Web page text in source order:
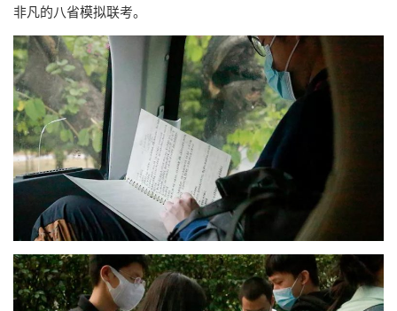
非凡的八省模拟联考。